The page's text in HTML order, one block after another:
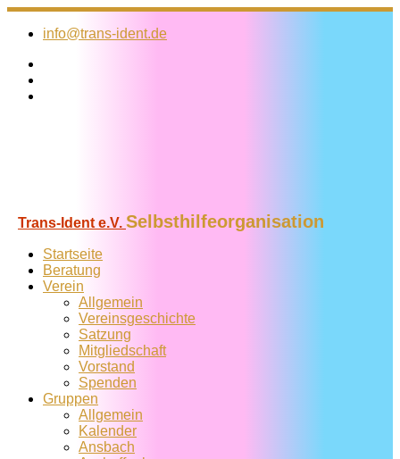
Zum
Inhalt
info@trans-ident.de
Trans-Ident e.V. Selbsthilfeorganisation
Startseite
Beratung
Verein
Allgemein
Vereins­geschichte
Satzung
Mitglied­schaft
Vorstand
Spenden
Gruppen
Allgemein
Kalender
Ansbach